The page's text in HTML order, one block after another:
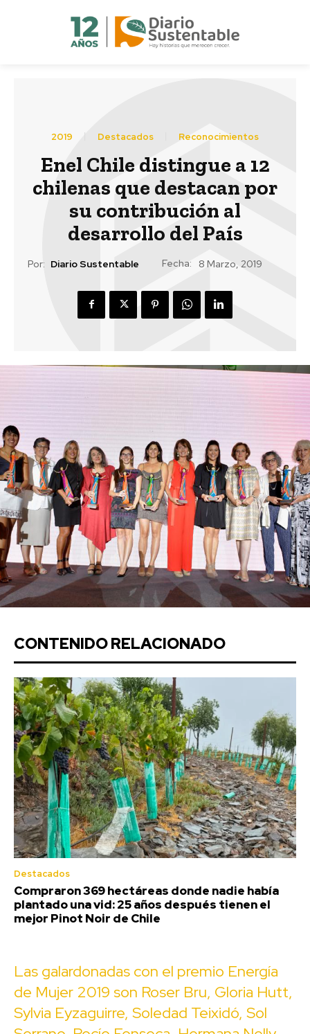
2019 Destacados Reconocimientos
Enel Chile distingue a 12
chilenas que destacan por
su contribución al
desarrollo del País
Por: Diario Sustentable Fecha: 8 Marzo, 2019
CONTENIDO RELACIONADO
Destacados
Compraron 369 hectáreas donde nadie había
plantado una vid: 25 años después tienen el
mejor Pinot Noir de Chile
Las galardonadas con el premio Energía
de Mujer 2019 son Roser Bru, Gloria Hutt,
Sylvia Eyzaguirre, Soledad Teixidó, Sol